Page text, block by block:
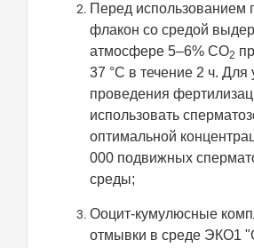
Перед использованием
флакон со средой
атмосфере 5–6% СО2
37 °С в течение 2 ч. Для
проведения
использовать
оптимальной
000 подвижных
среды;
Ооцит-кумулюсные
отмывки в среде ЭКО1